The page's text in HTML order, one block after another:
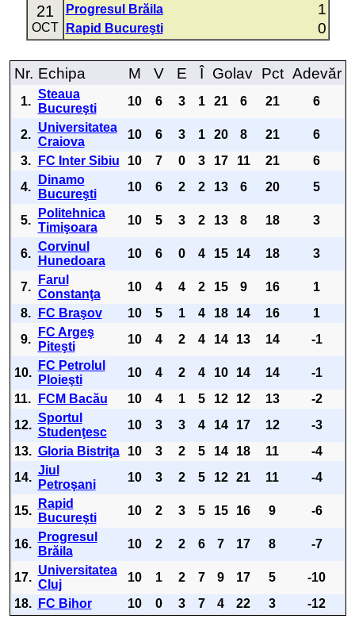
21
OCT
Progresul Brăila 1
Rapid Bucureşti 0
Nr. Echipa M V E Î Golav Pct Adevăr
1.
Steaua
Bucureşti
10 6 3 1 21 6 21 6
2.
Universitatea
Craiova
10 6 3 1 20 8 21
6
3.
FC Inter Sibiu 10 7 0 3 17 11 21
6
4.
Dinamo
Bucureşti
10 6 2 2 13 6 20 5
5.
Politehnica
Timişoara
10 5 3 2 13 8 18 3
6.
Corvinul
Hunedoara
10 6 0 4 15 14 18 3
7.
Farul
Constanţa
10 4 4 2 15 9 16
1
8.
FC Braşov 10 5 1 4 18 14 16
1
9.
FC Argeş
Piteşti
10 4 2 4 14 13 14 -1
10.
FC Petrolul
Ploieşti
10 4 2 4 10 14 14
-1
11.
FCM Bacău 10 4 1 5 12 12 13
-2
12.
Sportul
Studenţesc
10 3 3 4 14 17 12
-3
13. Gloria Bistriţa 10 3 2 5 14 18 11
-4
14.
Jiul
Petroşani
10 3 2 5 12 21 11 -4
15.
Rapid
Bucureşti
10 2 3 5 15 16 9 -6
16.
Progresul
Brăila
10 2 2 6 7 17 8 -7
17.
Universitatea
Cluj
10 1 2 7 9 17 5
-10
18.
FC Bihor 10 0 3 7 4 22 3 -12